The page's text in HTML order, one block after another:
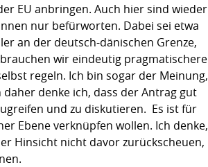
EU anbringen. Auch hier sind wieder
nur befürworten. Dabei sei etwa
an der deutsch-dänischen Grenze,
wir eindeutig pragmatischere
regeln. Ich bin sogar der Meinung,
denke ich, dass der Antrag gut
und zu diskutieren. Es ist für
Ebene verknüpfen wollen. Ich denke,
Hinsicht nicht davor zurückscheuen,